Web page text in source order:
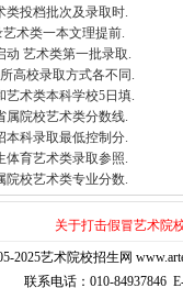
类投档批次及录取时.
术类一本文理提前.
动 艺术类第一批录取.
高校录取方式各不同.
艺术类本科学校5日填.
属院校艺术类分数线.
本科录取最低控制分.
体育艺术类录取参照.
院校艺术类专业分数.
关于打击假冒艺术院
2025艺术院校招生网
联系电话：010-84937846